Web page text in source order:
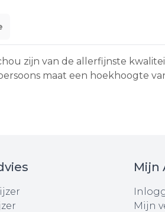
zijn van de allerfijnste
maat een hoekhoogte
Mijn
Mijn